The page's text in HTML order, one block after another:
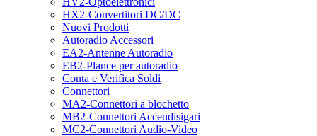
HX2-Convertitori DC/DC
Nuovi Prodotti
Autoradio Accessori
EA2-Antenne Autoradio
EB2-Plance per autoradio
Conta e Verifica Soldi
Connettori
MA2-Connettori a blochetto
MB2-Connettori Accendisigari
MC2-Connettori Audio-Video